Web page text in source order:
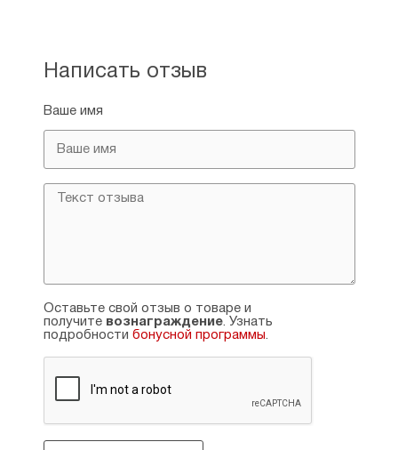
Написать отзыв
Ваше имя
Оставьте свой отзыв о товаре и
получите вознаграждение. Узнать
подробности бонусной программы.